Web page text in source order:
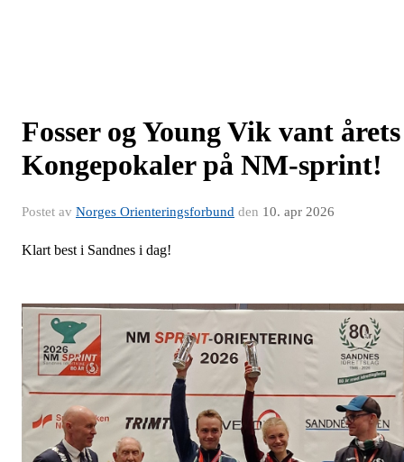
Fosser og Young Vik vant årets
Kongepokaler på NM-sprint!
Postet av Norges Orienteringsforbund den 10. apr 2026
Klart best i Sandnes i dag!